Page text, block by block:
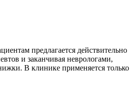
предлагается действительно
и заканчивая неврологами,
В клинике применяется только